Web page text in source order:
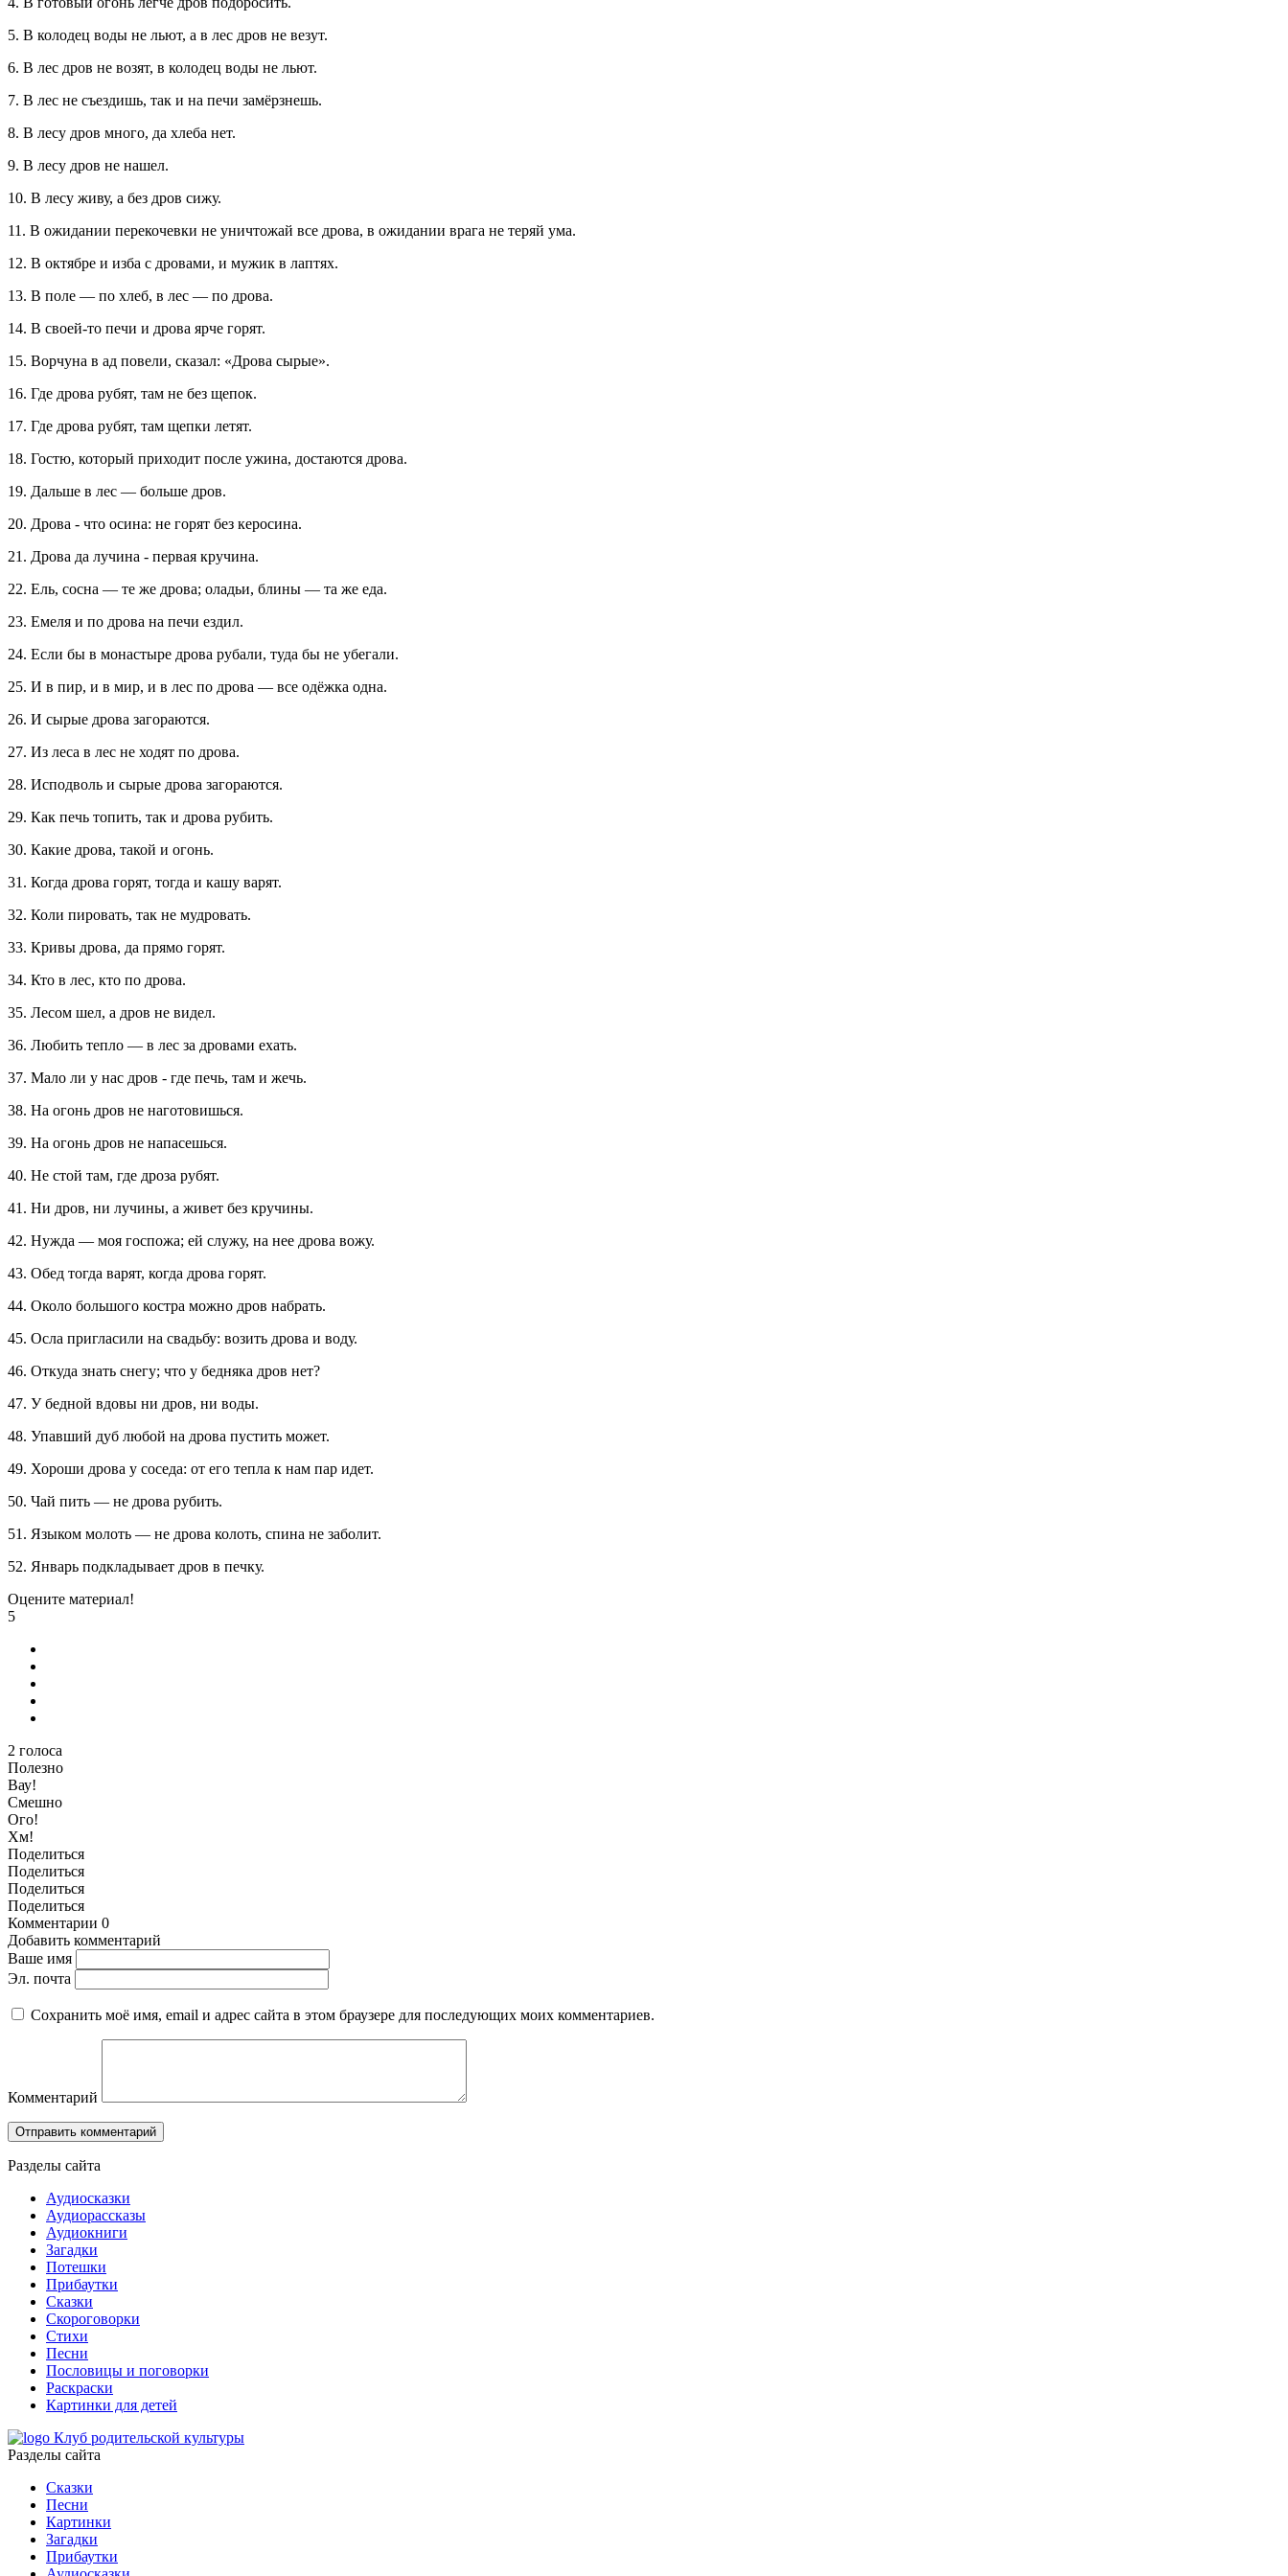
5. В колодец воды не льют, а в лес дров не везут.
6. В лес дров не возят, в колодец воды не льют.
7. В лес не съездишь, так и на печи замёрзнешь.
8. В лесу дров много, да хлеба нет.
9. В лесу дров не нашел.
10. В лесу живу, а без дров сижу.
11. В ожидании перекочевки не уничтожай все дрова, в ожидании врага не теряй ума.
12. В октябре и изба с дровами, и мужик в лаптях.
13. В поле — по хлеб, в лес — по дрова.
14. В своей-то печи и дрова ярче горят.
15. Ворчуна в ад повели, сказал: «Дрова сырые».
16. Где дрова рубят, там не без щепок.
17. Где дрова рубят, там щепки летят.
18. Гостю, который приходит после ужина, достаются дрова.
19. Дальше в лес — больше дров.
20. Дрова - что осина: не горят без керосина.
21. Дрова да лучина - первая кручина.
22. Ель, сосна — те же дрова; оладьи, блины — та же еда.
23. Емеля и по дрова на печи ездил.
24. Если бы в монастыре дрова рубали, туда бы не убегали.
25. И в пир, и в мир, и в лес по дрова — все одёжка одна.
26. И сырые дрова загораются.
27. Из леса в лес не ходят по дрова.
28. Исподволь и сырые дрова загораются.
29. Как печь топить, так и дрова рубить.
30. Какие дрова, такой и огонь.
31. Когда дрова горят, тогда и кашу варят.
32. Коли пировать, так не мудровать.
33. Кривы дрова, да прямо горят.
34. Кто в лес, кто по дрова.
35. Лесом шел, а дров не видел.
36. Любить тепло — в лес за дровами ехать.
37. Мало ли у нас дров - где печь, там и жечь.
38. На огонь дров не наготовишься.
39. На огонь дров не напасешься.
40. Не стой там, где дроза рубят.
41. Ни дров, ни лучины, а живет без кручины.
42. Нужда — моя госпожа; ей служу, на нее дрова вожу.
43. Обед тогда варят, когда дрова горят.
44. Около большого костра можно дров набрать.
45. Осла пригласили на свадьбу: возить дрова и воду.
46. Откуда знать снегу; что у бедняка дров нет?
47. У бедной вдовы ни дров, ни воды.
48. Упавший дуб любой на дрова пустить может.
49. Хороши дрова у соседа: от его тепла к нам пар идет.
50. Чай пить — не дрова рубить.
51. Языком молоть — не дрова колоть, спина не заболит.
52. Январь подкладывает дров в печку.
Оцените материал!
5
2 голоса
Полезно
Вау!
Смешно
Ого!
Хм!
Поделиться
Поделиться
Поделиться
Поделиться
Комментарии 0
Добавить комментарий
Ваше имя
Эл. почта
Сохранить моё имя, email и адрес сайта в этом браузере для последующих моих комментариев.
Комментарий
Разделы сайта
Аудиосказки
Аудиорассказы
Аудиокниги
Загадки
Потешки
Прибаутки
Сказки
Скороговорки
Стихи
Песни
Пословицы и поговорки
Раскраски
Картинки для детей
Клуб родительской культуры
Разделы сайта
Сказки
Песни
Картинки
Загадки
Прибаутки